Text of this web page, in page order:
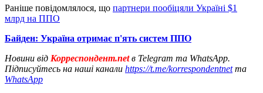
Раніше повідомлялося, що партнери пообіцяли Україні $1
млрд на ППО
Байден: Україна отримає п'ять систем ППО
Новини від Корреспондент.netв Telegram та WhatsApp.
Підписуйтесь на наші канали https://t.me/korrespondentnetта
WhatsApp